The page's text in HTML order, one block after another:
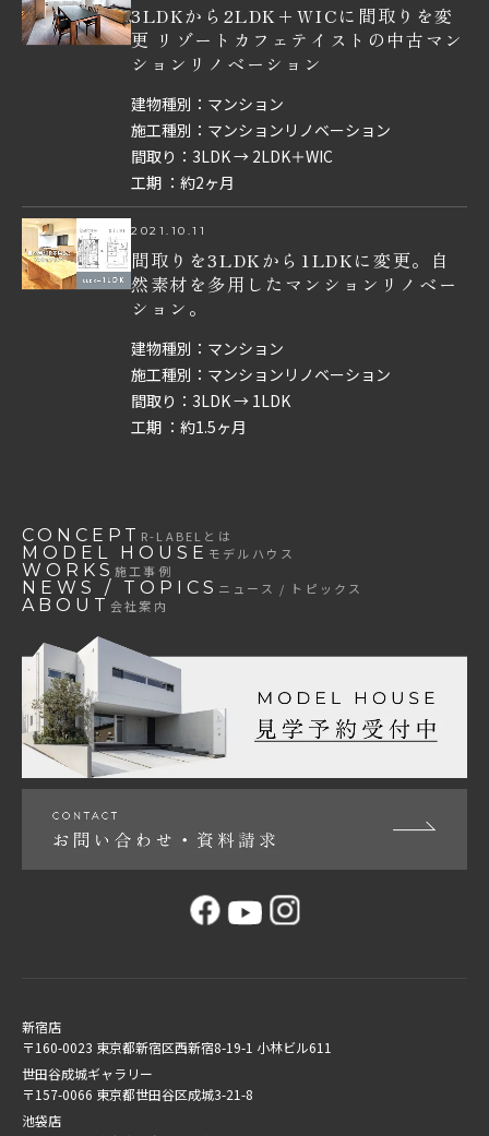
3LDKから2LDK＋WICに間取りを変
更 リゾートカフェテイストの中古マン
ションリノベーション
建物種別：マンション
施工種別：マンションリノベーション
間取り：3LDK → 2LDK＋WIC
工期 ：約2ヶ月
2021.10.11
間取りを3LDKから1LDKに変更。自
然素材を多用したマンションリノベー
ション。
建物種別：マンション
施工種別：マンションリノベーション
間取り：3LDK → 1LDK
工期 ：約1.5ヶ月
CONCEPT R-LABEL とは
MODEL HOUSE モデルハウス
WORKS 施工事例
NEWS / TOPICS ニュース / トピックス
ABOUT 会社案内
新宿店
〒160-0023 東京都新宿区西新宿8-19-1 小林ビル611
世田谷成城ギャラリー
〒157-0066 東京都世田谷区成城3-21-8
池袋店